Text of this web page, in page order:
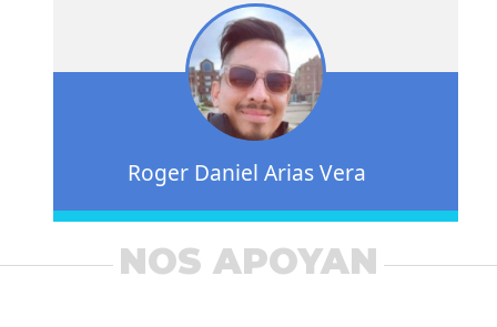
Roger Daniel Arias Vera
NOS APOYAN